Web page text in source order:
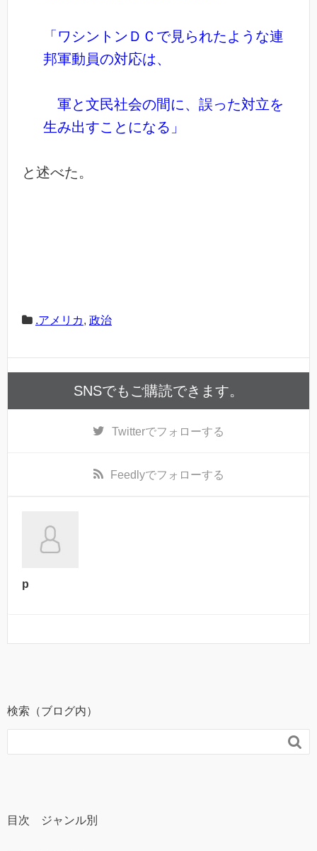
「ワシントンＤＣで見られたような連
邦軍動員の対応は、
軍と文民社会の間に、誤った対立を
生み出すことになる」
と述べた。
.アメリカ, 政治
SNSでもご購読できます。
Twitterでフォローする
Feedlyでフォローする
p
検索（ブログ内）

目次 ジャンル別